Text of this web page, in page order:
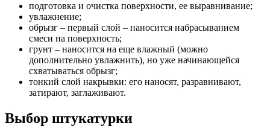
подготовка и очистка поверхности, ее выравнивание;
увлажнение;
обрызг – первый слой – наносится набрасыванием
смеси на поверхность;
грунт – наносится на еще влажный (можно
дополнительно увлажнить), но уже начинающейся
схватываться обрызг;
тонкий слой накрывки: его наносят, разравнивают,
затирают, заглаживают.
Выбор штукатурки